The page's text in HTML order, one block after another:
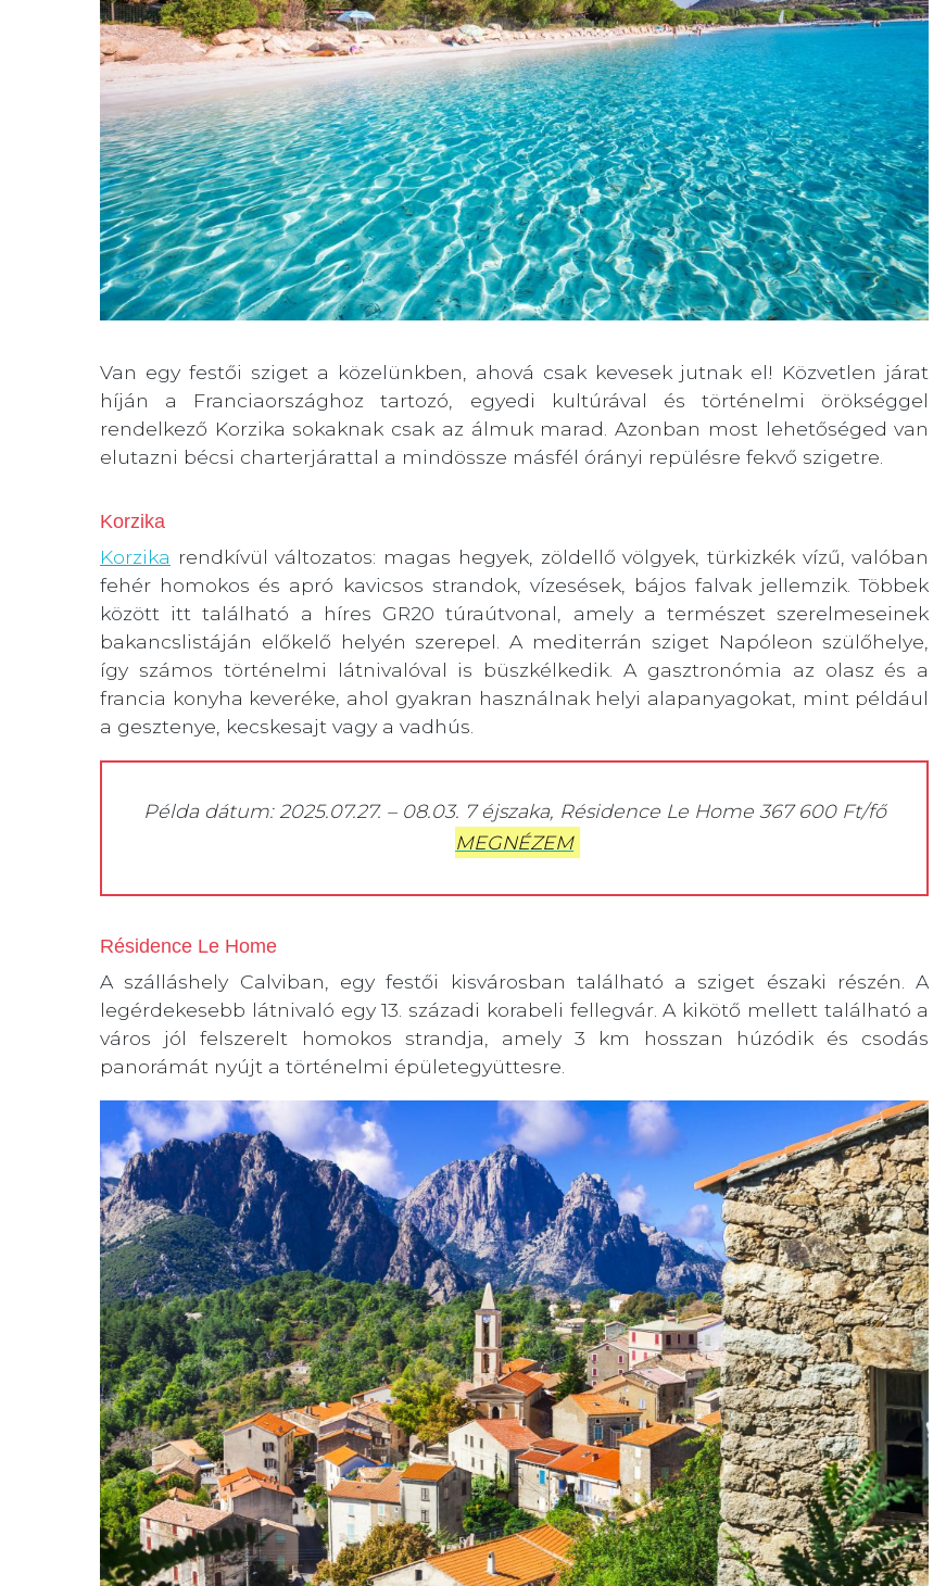
Van egy festői sziget a közelünkben, ahová csak kevesek jutnak el! Közvetlen járat
híján a Franciaországhoz tartozó, egyedi kultúrával és történelmi örökséggel
rendelkező Korzika sokaknak csak az álmuk marad. Azonban most lehetőséged van
elutazni bécsi charterjárattal a mindössze másfél órányi repülésre fekvő szigetre.
Korzika
Korzika rendkívül változatos: magas hegyek, zöldellő völgyek, türkizkék vízű, valóban
fehér homokos és apró kavicsos strandok, vízesések, bájos falvak jellemzik. Többek
között itt található a híres GR20 túraútvonal, amely a természet szerelmeseinek
bakancslistáján előkelő helyén szerepel. A mediterrán sziget Napóleon szülőhelye,
így számos történelmi látnivalóval is büszkélkedik. A gasztronómia az olasz és a
francia konyha keveréke, ahol gyakran használnak helyi alapanyagokat, mint például
a gesztenye, kecskesajt vagy a vadhús.
Példa dátum: 2025.07.27. – 08.03. 7 éjszaka, Résidence Le Home 367 600 Ft/fő
MEGNÉZEM
Résidence Le Home
A szálláshely Calviban, egy festői kisvárosban található a sziget északi részén. A
legérdekesebb látnivaló egy 13. századi korabeli fellegvár. A kikötő mellett található a
város jól felszerelt homokos strandja, amely 3 km hosszan húzódik és csodás
panorámát nyújt a történelmi épületegyüttesre.